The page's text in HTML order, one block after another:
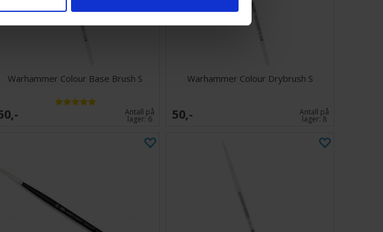
Warhammer Colour Base Brush S
Antall på
lager:6
Warhammer Colour Drybrush S
50,- Antall på
lager:8